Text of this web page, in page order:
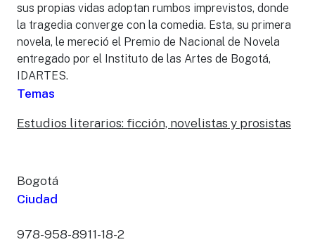
sus propias vidas adoptan rumbos imprevistos, donde
la tragedia converge con la comedia. Esta, su primera
novela, le mereció el Premio de Nacional de Novela
entregado por el Instituto de las Artes de Bogotá,
IDARTES.
Temas
Estudios literarios: ficción, novelistas y prosistas
Bogotá
Ciudad
978-958-8911-18-2